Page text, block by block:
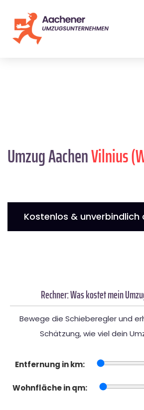
Umzug AachenVilnius
Kostenlos & unverbindlich
Rechner: Was kostet mein
Bewege die Schieberegler und
Schätzung, wie viel dein
Entfernung in km:
Wohnfläche in qm: